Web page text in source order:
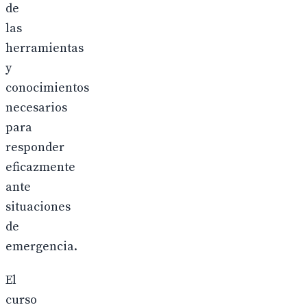
de
las
herramientas
y
conocimientos
necesarios
para
responder
eficazmente
ante
situaciones
de
emergencia.
El
curso